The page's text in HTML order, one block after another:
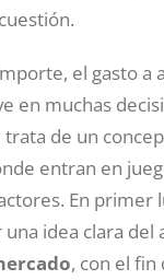
el gasto a
en muchas
trata de un
entran en
En primer
idea clara del
, con el